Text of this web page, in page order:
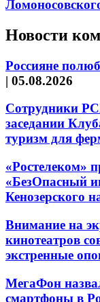
Новости
Россияне
| 05.08.2026
Сотрудники
заседании
туризм для
«Ростелеком»
«БезОпасный
Кенозерского
Внимание на
кинотеатров
экстренные
МегаФон
смартфоны в